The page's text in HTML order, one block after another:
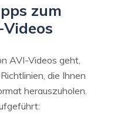
zum
AVI-Videos geht,
die Ihnen
herauszuholen.